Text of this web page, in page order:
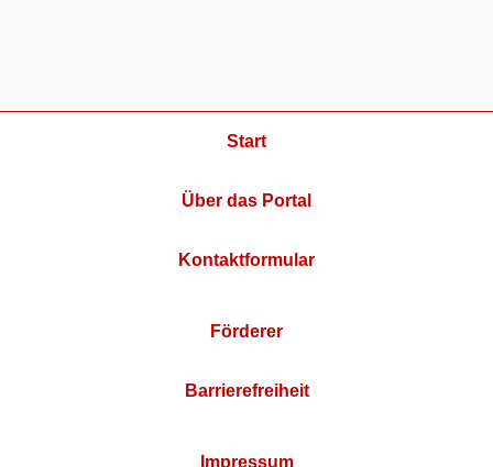
Start
Über das Portal
Kontaktformular
Förderer
Barrierefreiheit
Impressum